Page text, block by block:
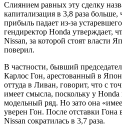
Cлиянием равных эту сделку
капитализация в 3,8 раза
прибыль падает из-за
гендиректор Honda утверждает,
Nissan, за которой стоят власти
поверил.
В частности, бывший
Карлос Гон, арестованный в
оттуда в Ливан, говорит, что с
имеет смысла, поскольку у
модельный ряд. Но зато она
уверен Гон. После отставки Гона
Nissan сократилась в 3,7 раза.